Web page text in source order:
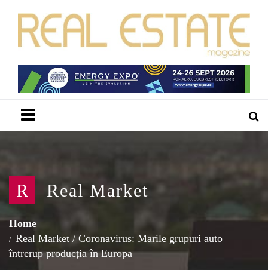
R Real Market
Home
Real Market / Coronavirus: Marile grupuri auto
întrerup producția în Europa